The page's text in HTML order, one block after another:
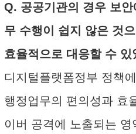
Q. 공공기관의 경우 보
무 수행이 쉽지 않은 것
효율적으로 대응할 수
디지털플랫폼정부 정책
행정업무의 편의성과 효
이버 공격에 노출되는